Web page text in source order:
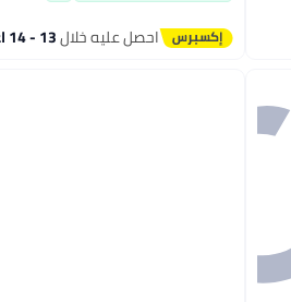
احصل عليه خلال13 - 14 اغسطس